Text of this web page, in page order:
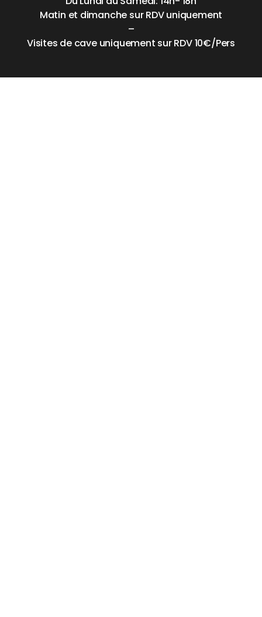
Matin et dimanche sur RDV uniquement
–
Visites de cave uniquement sur RDV 10€/Pers